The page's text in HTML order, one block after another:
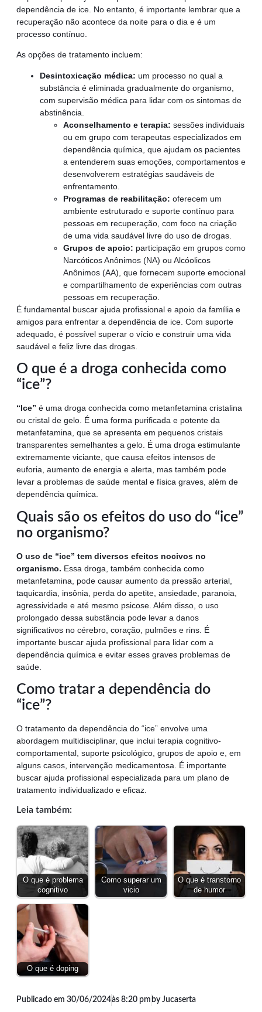
dependência de ice. No entanto, é importante lembrar que a
recuperação não acontece da noite para o dia e é um
processo contínuo.
As opções de tratamento incluem:
Desintoxicação médica: um processo no qual a
substância é eliminada gradualmente do organismo,
com supervisão médica para lidar com os sintomas de
abstinência.
Aconselhamento e terapia: sessões individuais
ou em grupo com terapeutas especializados em
dependência química, que ajudam os pacientes
a entenderem suas emoções, comportamentos e
desenvolverem estratégias saudáveis de
enfrentamento.
Programas de reabilitação: oferecem um
ambiente estruturado e suporte contínuo para
pessoas em recuperação, com foco na criação
de uma vida saudável livre do uso de drogas.
Grupos de apoio: participação em grupos como
Narcóticos Anônimos (NA) ou Alcóolicos
Anônimos (AA), que fornecem suporte emocional
e compartilhamento de experiências com outras
pessoas em recuperação.
É fundamental buscar ajuda profissional e apoio da família e
amigos para enfrentar a dependência de ice. Com suporte
adequado, é possível superar o vício e construir uma vida
saudável e feliz livre das drogas.
O que é a droga conhecida como
“ice”?
“Ice” é uma droga conhecida como metanfetamina cristalina
ou cristal de gelo. É uma forma purificada e potente da
metanfetamina, que se apresenta em pequenos cristais
transparentes semelhantes a gelo. É uma droga estimulante
extremamente viciante, que causa efeitos intensos de
euforia, aumento de energia e alerta, mas também pode
levar a problemas de saúde mental e física graves, além de
dependência química.
Quais são os efeitos do uso do “ice”
no organismo?
O uso de “ice” tem diversos efeitos nocivos no
organismo. Essa droga, também conhecida como
metanfetamina, pode causar aumento da pressão arterial,
taquicardia, insônia, perda do apetite, ansiedade, paranoia,
agressividade e até mesmo psicose. Além disso, o uso
prolongado dessa substância pode levar a danos
significativos no cérebro, coração, pulmões e rins. É
importante buscar ajuda profissional para lidar com a
dependência química e evitar esses graves problemas de
saúde.
Como tratar a dependência do
“ice”?
O tratamento da dependência do “ice” envolve uma
abordagem multidisciplinar, que inclui terapia cognitivo-
comportamental, suporte psicológico, grupos de apoio e, em
alguns casos, intervenção medicamentosa. É importante
buscar ajuda profissional especializada para um plano de
tratamento individualizado e eficaz.
Leia também:
O que é problema
cognitivo
Como superar um
vicio
O que é transtorno
de humor
O que é doping
Publicado em 30/06/2024às 8:20 pm by Jucaserta